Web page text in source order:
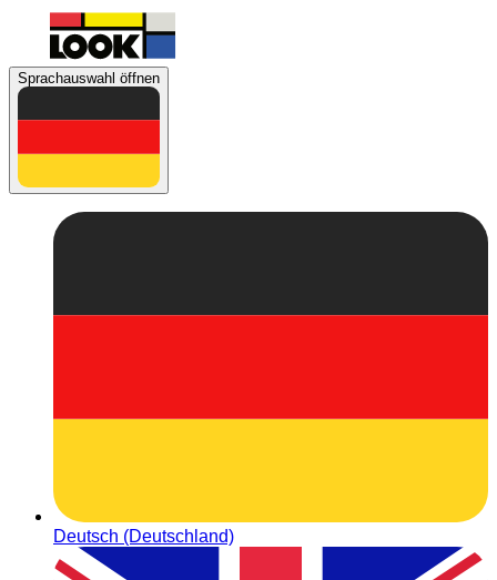
Sprachauswahl öffnen
Deutsch (Deutschland)